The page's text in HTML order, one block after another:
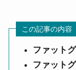
この記事の内容
ファット
ファット